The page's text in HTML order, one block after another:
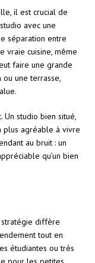
il est crucial de
avec une
séparation entre
vraie cuisine, même
faire une grande
une terrasse,
studio bien situé,
plus agréable à vivre
au bruit : un
qu’un bien
stratégie diffère
tout en
étudiantes ou très